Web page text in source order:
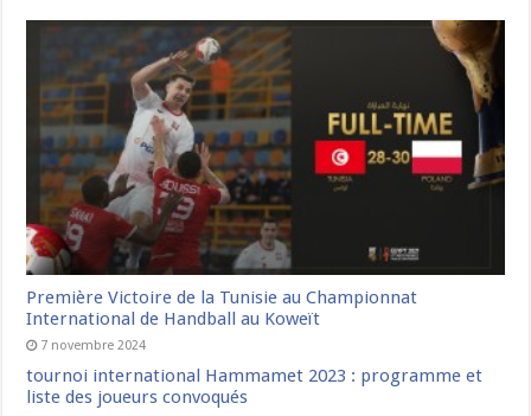
Première Victoire de la Tunisie au Championnat
International de Handball au Koweït
7 novembre 2024
tournoi international Hammamet 2023 : programme et
liste des joueurs convoqués